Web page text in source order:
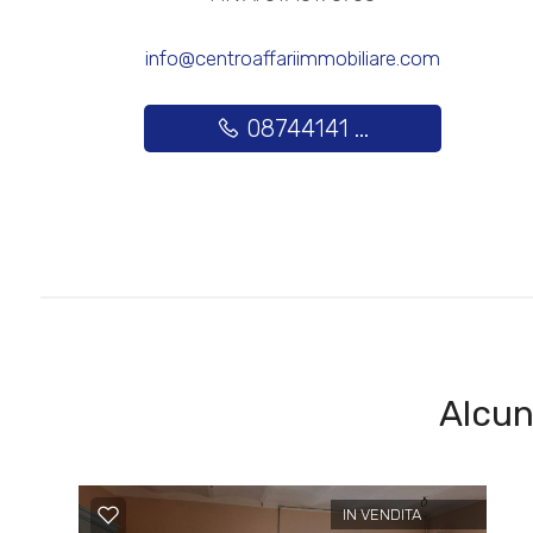
info@centroaffariimmobiliare.com
08744141 ...
IN VENDITA
Posto auto/Box